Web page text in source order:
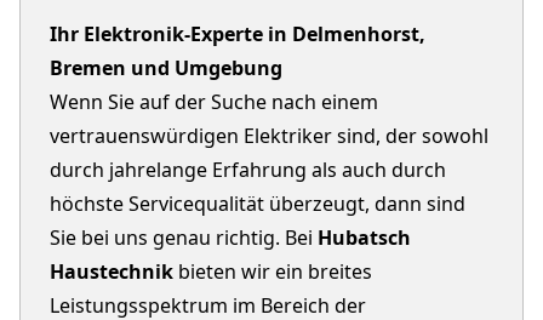
Ihr Elektronik-Experte in Delmenhorst,
Bremen und Umgebung
Wenn Sie auf der Suche nach einem
vertrauenswürdigen Elektriker sind, der sowohl
durch jahrelange Erfahrung als auch durch
höchste Servicequalität überzeugt, dann sind
Sie bei uns genau richtig. Bei Hubatsch
Haustechnik bieten wir ein breites
Leistungsspektrum im Bereich der